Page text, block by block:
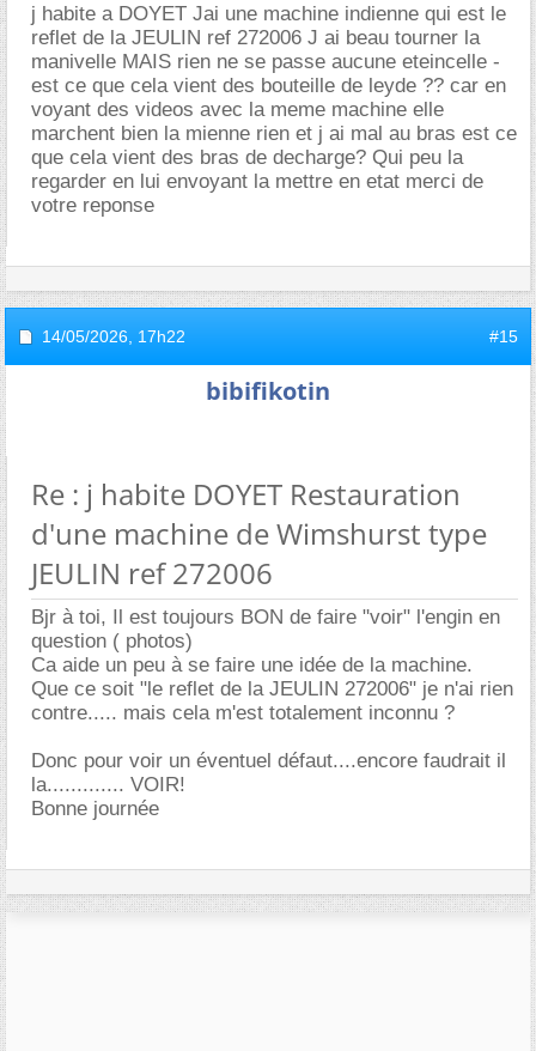
j habite a DOYET Jai une machine indienne qui est le
reflet de la JEULIN ref 272006 J ai beau tourner la
manivelle MAIS rien ne se passe aucune eteincelle -
est ce que cela vient des bouteille de leyde ?? car en
voyant des videos avec la meme machine elle
marchent bien la mienne rien et j ai mal au bras est ce
que cela vient des bras de decharge? Qui peu la
regarder en lui envoyant la mettre en etat merci de
votre reponse
14/05/2026, 17h22 #15
bibifikotin
Re : j habite DOYET Restauration
d'une machine de Wimshurst type
JEULIN ref 272006
Bjr à toi, Il est toujours BON de faire "voir" l'engin en
question ( photos)
Ca aide un peu à se faire une idée de la machine.
Que ce soit "le reflet de la JEULIN 272006" je n'ai rien
contre..... mais cela m'est totalement inconnu ?
Donc pour voir un éventuel défaut....encore faudrait il
la............. VOIR!
Bonne journée